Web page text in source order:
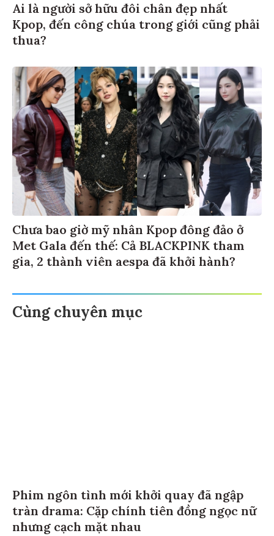
Ai là người sở hữu đôi chân đẹp nhất
Kpop, đến công chúa trong giới cũng phải
thua?
Chưa bao giờ mỹ nhân Kpop đông đảo ở
Met Gala đến thế: Cả BLACKPINK tham
gia, 2 thành viên aespa đã khởi hành?
Cùng chuyên mục
Phim ngôn tình mới khởi quay đã ngập
tràn drama: Cặp chính tiên đồng ngọc nữ
nhưng cạch mặt nhau